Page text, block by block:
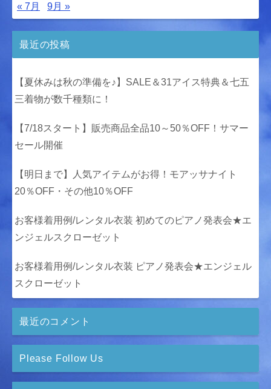
« 7月 9月 »
最近の投稿
【夏休みは秋の準備を♪】SALE＆31アイス特典＆七五
三着物が数千種類に！
【7/18スタート】販売商品全品10～50％OFF！サマー
セール開催
【明日まで】人気アイテムがお得！モアッサナイト
20％OFF・その他10％OFF
お客様着用例/レンタル衣装 初めてのピアノ発表会★エ
ンジェルスクローゼット
お客様着用例/レンタル衣装 ピアノ発表会★エンジェル
スクローゼット
最近のコメント
Please Follow Us